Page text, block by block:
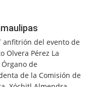
anfitrión del evento de
Olvera Pérez La
de
de la Comisión de